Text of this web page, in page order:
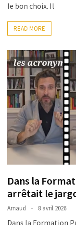
le bon choix. Il
READ MORE
Dans la
arrêtait le
Arnaud 8 avril 2026
Dans la Formation